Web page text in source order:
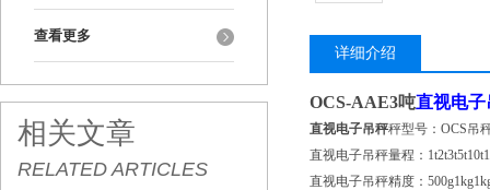
查看更多
相关文章
RELATED ARTICLES
详细介绍
OCS-AAE3吨直视电子
直视电子吊秤秤型号：OCS吊
直视电子吊秤量程：
直视电子吊秤精度：